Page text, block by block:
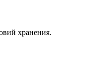
хранения.